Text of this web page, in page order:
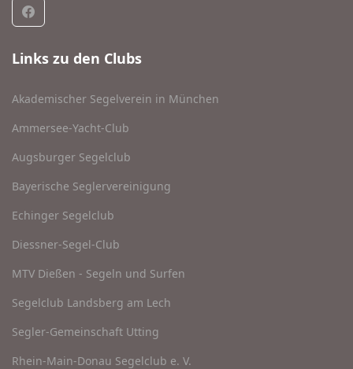
Links zu den Clubs
Akademischer Segelverein in München
Ammersee-Yacht-Club
Augsburger Segelclub
Bayerische Seglervereinigung
Echinger Segelclub
Diessner-Segel-Club
MTV Dießen - Segeln und Surfen
Segelclub Landsberg am Lech
Segler-Gemeinschaft Utting
Rhein-Main-Donau Segelclub e. V.